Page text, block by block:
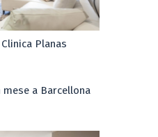
Planas
a Barcellona